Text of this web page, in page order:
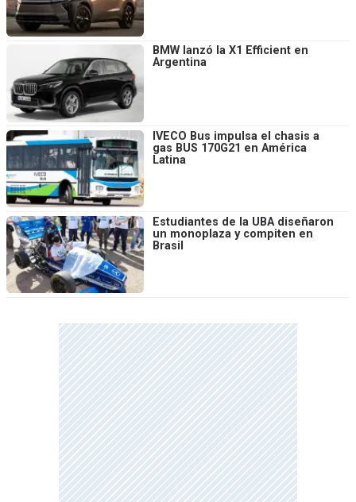
BMW lanzó la X1 Efficient en
Argentina
IVECO Bus impulsa el chasis a
gas BUS 170G21 en América
Latina
Estudiantes de la UBA diseñaron
un monoplaza y compiten en
Brasil